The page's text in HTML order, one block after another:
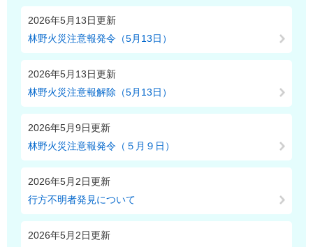
2026年5月13日更新
林野火災注意報発令（5月13日）
2026年5月13日更新
林野火災注意報解除（5月13日）
2026年5月9日更新
林野火災注意報発令（５月９日）
2026年5月2日更新
行方不明者発見について
2026年5月2日更新